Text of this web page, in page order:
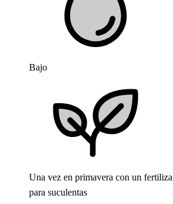
Bajo
Una vez en primavera con un
para suculentas